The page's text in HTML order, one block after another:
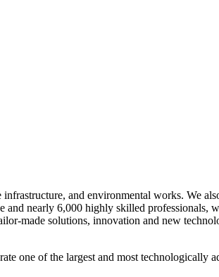
and environmental works. We
nearly 6,000 highly skilled
made solutions, innovation and new
one of the largest and most technologically